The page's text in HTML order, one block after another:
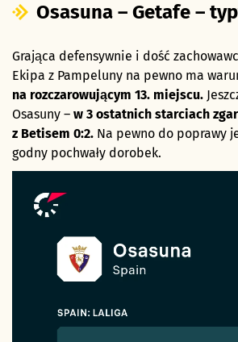
Osasuna – Getafe –
Grająca defensywnie i dość
Ekipa z Pampeluny na pewno ma
na rozczarowującym 13. miejscu.
Osasuny – w 3 ostatnich starciach
z Betisem 0:2. Na pewno do poprawy
godny pochwały dorobek.